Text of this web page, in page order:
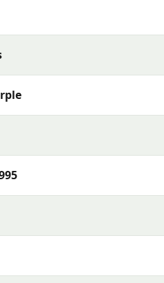
Berg kussens op in een
cm
of WhatsApp. Ons team
wensen.